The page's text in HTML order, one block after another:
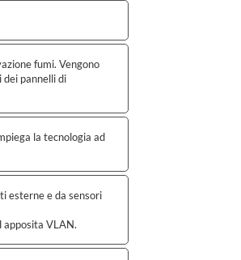
fumi. Vengono
pannelli di
la tecnologia ad
esterne e da sensori
apposita VLAN.